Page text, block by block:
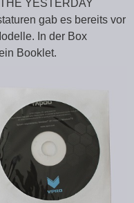
YESTERDAY
gab es bereits vor
In der Box
Booklet.